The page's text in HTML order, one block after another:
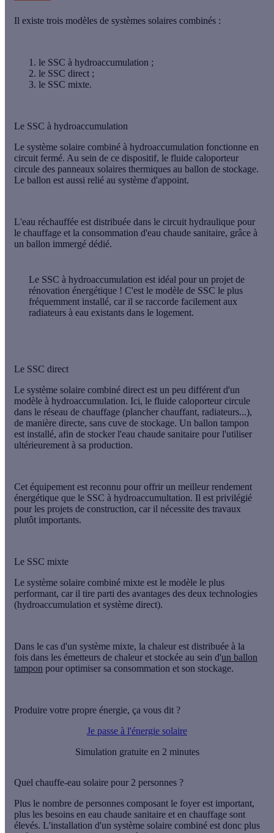
Il existe trois modèles de systèmes solaires combinés :
le SSC à hydroaccumulation ;
le SSC direct ;
le SSC mixte.
Le SSC à hydroaccumulation
Le système solaire combiné à hydroaccumulation fonctionne en
circuit fermé. Au sein de ce dispositif, le fluide caloporteur
circule des panneaux solaires thermiques au ballon de stockage.
Le ballon est aussi relié au système d'appoint.
L'eau réchauffée est distribuée dans le circuit hydraulique pour
le chauffage et la consommation d'eau chaude sanitaire, grâce à
un ballon immergé dédié.
Le SSC à hydroaccumulation est idéal pour un projet de
rénovation énergétique ! C'est le modèle de SSC le plus
fréquemment installé, car il se raccorde facilement aux
radiateurs à eau existants dans le logement.
Le SSC direct
Le système solaire combiné direct est un peu différent d'un
modèle à hydroaccumulation. Ici, le fluide caloporteur circule
dans le réseau de chauffage (plancher chauffant, radiateurs...),
de manière directe, sans cuve de stockage. Un ballon tampon
est installé, afin de stocker l'eau chaude sanitaire pour l'utiliser
ultérieurement à sa production.
Cet équipement est reconnu pour offrir un meilleur rendement
énergétique que le SSC à hydroaccumultation. Il est privilégié
pour les projets de construction, car il nécessite des travaux
plutôt importants.
Le SSC mixte
Le système solaire combiné mixte est le modèle le plus
performant, car il tire parti des avantages des deux technologies
(hydroaccumulation et système direct).
Dans le cas d'un système mixte, la chaleur est distribuée à la
fois dans les émetteurs de chaleur et stockée au sein d'un ballon
tampon pour optimiser sa consommation et son stockage.
Produire votre propre énergie, ça vous dit ?
Je passe à l'énergie solaire
Simulation gratuite en 2 minutes
Quel chauffe-eau solaire pour 2 personnes ?
Plus le nombre de personnes composant le foyer est important,
plus les besoins en eau chaude sanitaire et en chauffage sont
élevés. L'installation d'un système solaire combiné est donc plus